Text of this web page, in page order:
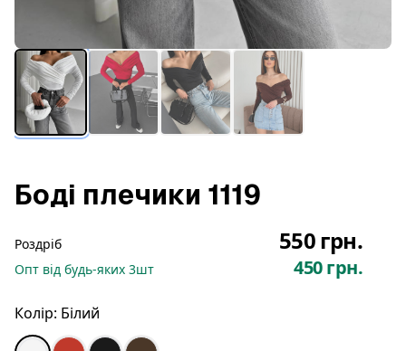
Боді плечики 1119
Роздріб 550 грн.
Опт від будь-яких 3шт 450 грн.
Колір: Білий